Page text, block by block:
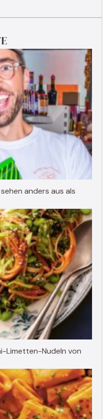
anders aus als
Limetten-Nudeln von